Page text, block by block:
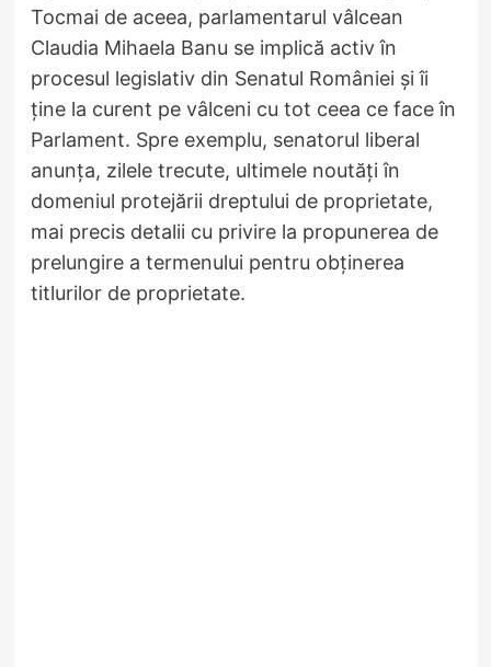
Tocmai de aceea, parlamentarul vâlcean
Claudia Mihaela Banu se implică activ în
procesul legislativ din Senatul României și îi
ține la curent pe vâlceni cu tot ceea ce face în
Parlament. Spre exemplu, senatorul liberal
anunța, zilele trecute, ultimele noutăți în
domeniul protejării dreptului de proprietate,
mai precis detalii cu privire la propunerea de
prelungire a termenului pentru obținerea
titlurilor de proprietate.